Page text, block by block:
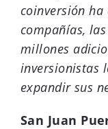
coinversión ha
compañías,
millones
inversionistas
expandir sus
San Juan